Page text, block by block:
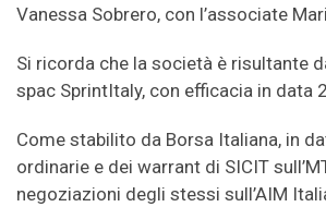
Vanessa Sobrero, con l’associate
Si ricorda che la società è risultante
spac SprintItaly, con efficacia in data
Come stabilito da Borsa Italiana, in
ordinarie e dei warrant di SICIT
negoziazioni degli stessi sull’AIM